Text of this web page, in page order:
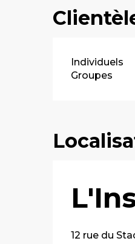
Individuels
Groupes
12 rue du